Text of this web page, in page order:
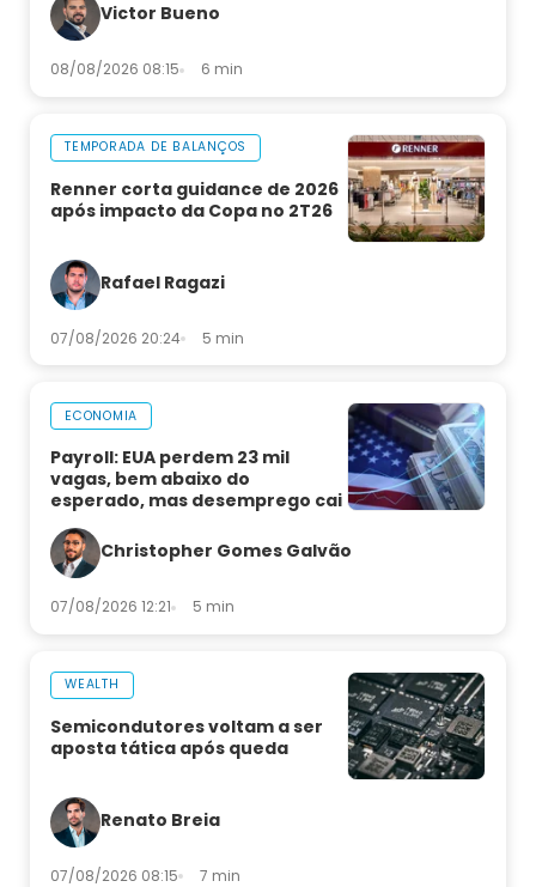
Victor Bueno
08/08/2026 08:15 6 min
TEMPORADA DE BALANÇOS
Renner corta guidance de 2026
após impacto da Copa no 2T26
Rafael Ragazi
07/08/2026 20:24 5 min
ECONOMIA
Payroll: EUA perdem 23 mil
vagas, bem abaixo do
esperado, mas desemprego cai
Christopher Gomes Galvão
07/08/2026 12:21 5 min
WEALTH
Semicondutores voltam a ser
aposta tática após queda
Renato Breia
07/08/2026 08:15 7 min